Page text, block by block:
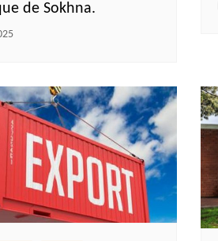
de Sokhna.